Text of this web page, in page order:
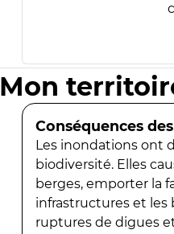
Mon
Conséquences
Les inondations ont
biodiversité. Elles
berges, emporter la
infrastructures et les
ruptures de digues